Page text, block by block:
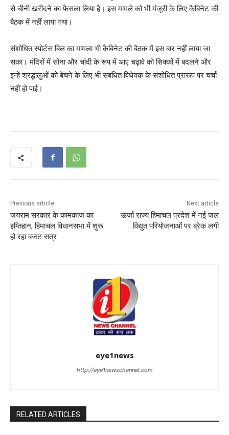
से चीनी खरीदने का फैसला लिया है। इस मामले को भी मंजूरी के लिए कैबिनेट की
बैठक में नहीं लाया गया।
संशोधित स्पोर्टस बिल का मामला भी कैबिनेट की बैठक में इस बार नहीं लाया जा
सका। मंदिरों में सोना और चांदी के रूप में आए चढ़ावे को सिक्कों में बदलने और
इन्हें श्रद्धालुओं को बेचने के लिए भी संबंधित विधेयक के संशोधित प्रारूप पर चर्चा
नहीं हो पाई।
Previous article
जयराम सरकार के कामकाज का
इम्तिहान, हिमाचल विधानसभा में शुरू
हो रहा बजट सत्र
Next article
ऊर्जा राज्य हिमाचल प्रदेश में नई जल
विद्युत परियोजनाओं पर ब्रेक लगी
eye1news
http://eye1newschannel.com
RELATED ARTICLES